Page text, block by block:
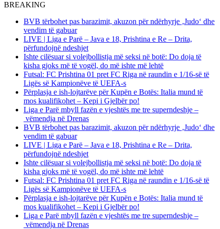
BREAKING
BVB tërbohet pas barazimit, akuzon për ndërhyrje ‚Judo‘ dhe
vendim të gabuar
LIVE | Liga e Parë – Java e 18, Prishtina e Re – Drita,
përfundojnë ndeshjet
Ishte cilësuar si volejbollistja më seksi në botë: Do doja të
kisha gjoks më të vogël, do më ishte më lehtë
Futsal: FC Prishtina 01 pret FC Riga në raundin e 1/16-së të
Ligës së Kampionëve të UEFA-s
Përplasja e ish-lojtarëve për Kupën e Botës: Italia mund të
mos kualifikohet – Kepi i Gjelbër po!
Liga e Parë mbyll fazën e vjeshtës me tre superndeshje –
vëmendja në Drenas
BVB tërbohet pas barazimit, akuzon për ndërhyrje ‚Judo‘ dhe
vendim të gabuar
LIVE | Liga e Parë – Java e 18, Prishtina e Re – Drita,
përfundojnë ndeshjet
Ishte cilësuar si volejbollistja më seksi në botë: Do doja të
kisha gjoks më të vogël, do më ishte më lehtë
Futsal: FC Prishtina 01 pret FC Riga në raundin e 1/16-së të
Ligës së Kampionëve të UEFA-s
Përplasja e ish-lojtarëve për Kupën e Botës: Italia mund të
mos kualifikohet – Kepi i Gjelbër po!
Liga e Parë mbyll fazën e vjeshtës me tre superndeshje –
vëmendja në Drenas